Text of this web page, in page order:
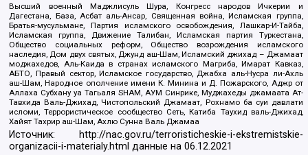
Высший военный Маджлисуль Шура, Конгресс народов Ичкерии и
Дагестана, База, Асбат аль-Ансар, Священная война, Исламская группа,
Братья-мусульмане, Партия исламского освобождения, Лашкар-И-Тайба,
Исламская группа, Движение Талибан, Исламская партия Туркестана,
Общество социальных реформ, Общество возрождения исламского
наследия, Дом двух святых, Джунд аш-Шам, Исламский джихад – Джамаат
моджахедов, Аль-Каида в странах исламского Магриба, Имарат Кавказ,
АБТО, Правый сектор, Исламское государство, Джабха аль-Нусра ли-Ахль
аш-Шам, Народное ополчение имени К. Минина и Д. Пожарского, Аджр от
Аллаха Субхану уа Тагьаля SHAM, АУМ Синрике, Муджахеды джамаата Ат-
Тавхида Валь-Джихад, Чистопольский Джамаат, Рохнамо ба суи давлати
исломи, Террористическое сообщество Сеть, Катиба Таухид валь-Джихад,
Хайят Тахрир аш-Шам, Ахлю Сунна Валь Джамаа
Источник:
http://nac.gov.ru/terroristicheskie-i-ekstremistskie-
organizacii-i-materialy.html данные на06.12.2021